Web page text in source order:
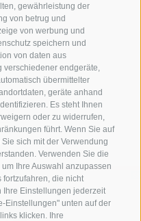
gewährleistung der
von betrug und
von werbung und
speichern und
von daten aus
endgeräte,
übermittelter
geräte anhand
Es steht Ihnen
oder zu widerrufen,
führt. Wenn Sie auf
sich mit der Verwendung
Verwenden Sie die
Ihre Auswahl anzupassen
fortzufahren, die nicht
Einstellungen jederzeit
Einstellungen" unten auf der
klicken. Ihre